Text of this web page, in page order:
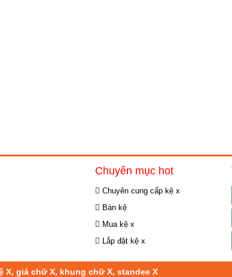
Chuyên mục hot
Chuyên cung cấp kệ x
Bán kệ
Mua kệ x
Lắp đặt kệ x
X, giá chữ X, khung chữ X, standee X